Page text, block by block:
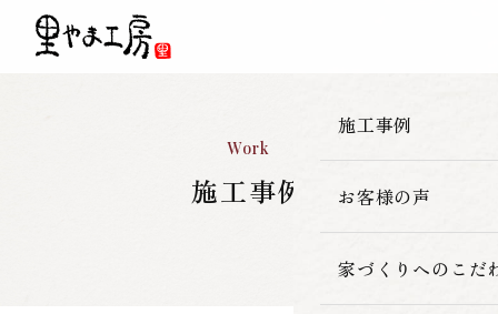
施工事例
一覧
新築
お客様の声
家づくりへのこだ
Work
施工事例